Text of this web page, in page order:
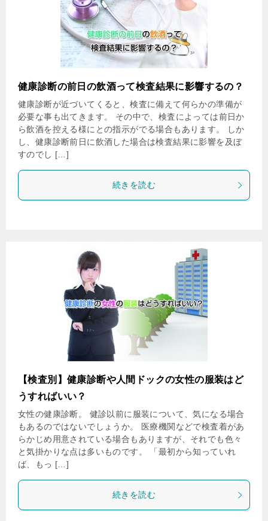
健康診断の前日の飲酒って検査結果に影響するの？
健康診断が近づいてくると、検査に備えて何らかの準備が
必要な事も出てきます。 その中で、検査によっては前日か
ら飲酒を控える様にとの指示がでる場合もあります。 しか
し、健康診断前日に飲酒した場合は検査結果に影響を及ぼ
すのでし […]
続きを読む
【検査別】健康診断や人間ドックの女性の服装はど
うすればいい？
女性の健康診断。 健診以前に服装について、気になる場合
もあるのではないでしょうか。 医療機関などで検査着があ
らかじめ用意されている場合もありますが、それでも色々
と気掛かりな点は多いものです。 「最初から知っていれ
ば、もっ […]
続きを読む